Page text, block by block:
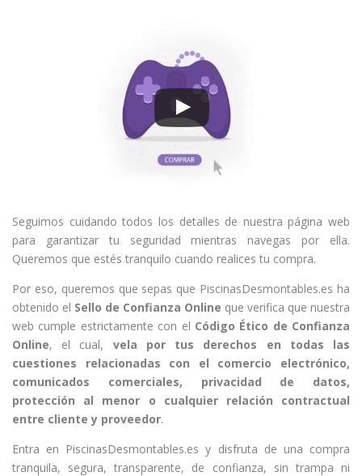
Seguimos cuidando todos los detalles de nuestra página web
para garantizar tu seguridad mientras navegas por ella.
Queremos que estés tranquilo cuando realices tu compra.
Por eso, queremos que sepas que PiscinasDesmontables.es ha
obtenido el Sello de Confianza Online que verifica que nuestra
web cumple estrictamente con el Código Ético de Confianza
Online, el cual, vela por tus derechos en todas las
cuestiones relacionadas con el comercio electrónico,
comunicados comerciales, privacidad de datos,
protección al menor o cualquier relación contractual
entre cliente y proveedor.
Entra en PiscinasDesmontables.es y disfruta de una compra
tranquila, segura, transparente, de confianza, sin trampa ni